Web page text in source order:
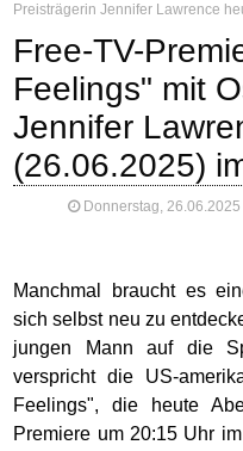
Preisträgerin Jennifer Lawrence
Free-TV-
Feelings" mit
Jennifer
(26.06.2025)
Donnerstag, 26.06.2025
Manchmal braucht es
sich selbst neu zu
jungen Mann auf die
verspricht die US-
Feelings", die heute
Premiere um 20:15 Uhr